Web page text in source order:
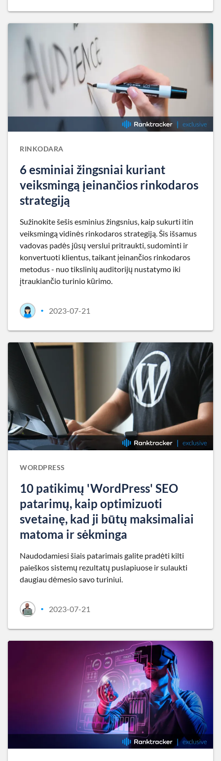
RINKODARA
6 esminiai žingsniai kuriant
veiksmingą įeinančios rinkodaros
strategiją
Sužinokite šešis esminius žingsnius, kaip sukurti itin
veiksmingą vidinės rinkodaros strategiją. Šis išsamus
vadovas padės jūsų verslui pritraukti, sudominti ir
konvertuoti klientus, taikant įeinančios rinkodaros
metodus - nuo tikslinių auditorijų nustatymo iki
įtraukiančio turinio kūrimo.
• 2023-07-21
WORDPRESS
10 patikimų 'WordPress' SEO
patarimų, kaip optimizuoti
svetainę, kad ji būtų maksimaliai
matoma ir sėkminga
Naudodamiesi šiais patarimais galite pradėti kilti
paieškos sistemų rezultatų puslapiuose ir sulaukti
daugiau dėmesio savo turiniui.
• 2023-07-21